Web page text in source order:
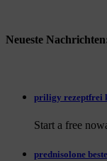
Neueste
priligy rezeptfrei
Start a free
prednisolone